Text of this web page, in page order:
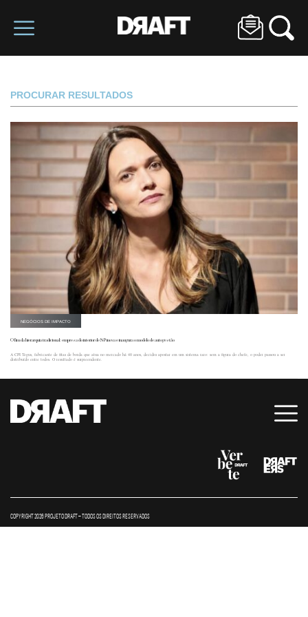
PROCURAR RESULTADOS
NEGÓCIOS DE IMPACTO
O fim da hierarquia tradicional: empresa do interior de SP inova e inaugura o modelo de autogestão
A CPI Tegus, fabricante de fitas de borda que atua no mercado há 40 anos, decidiu apostar em um sistema raro: sem a figura do chefe, o poder passou a ser
distribuído entre todos. O resultado é surpreendente.
COPYRIGHT 2026 PROJETO DRAFT – TODOS OS DIREITOS RESERVADOS